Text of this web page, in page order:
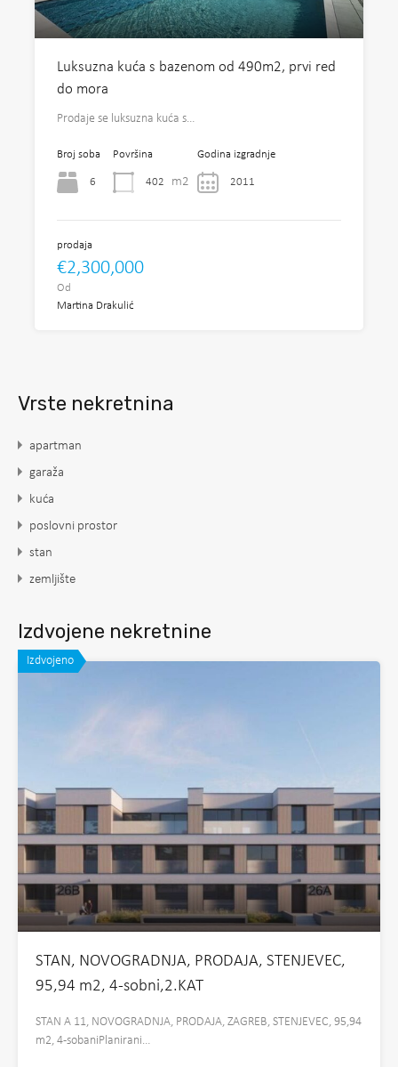
Luksuzna kuća s bazenom od 490m2, prvi red
do mora
Prodaje se luksuzna kuća s…
Broj soba
6
Površina
402 m2
Godina izgradnje
2011
prodaja
€2,300,000
Od
Martina Drakulić
Vrste nekretnina
apartman
garaža
kuća
poslovni prostor
stan
zemljište
Izdvojene nekretnine
Izdvojeno
STAN, NOVOGRADNJA, PRODAJA, STENJEVEC,
95,94 m2, 4-sobni,2.KAT
STAN A 11, NOVOGRADNJA, PRODAJA, ZAGREB, STENJEVEC, 95,94
m2, 4-sobaniPlanirani…